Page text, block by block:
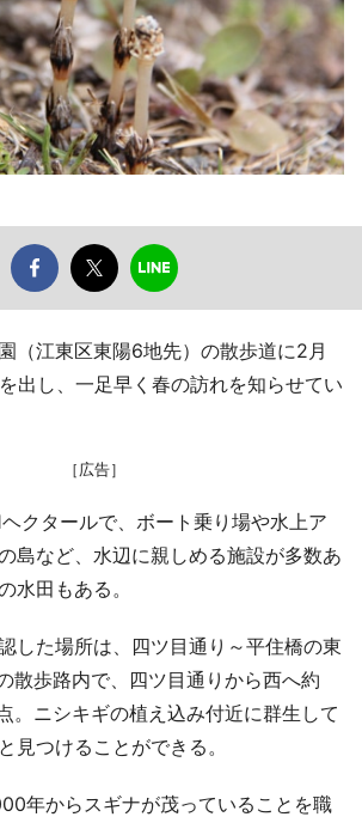
（江東区東陽6地先）の散歩道に2月
出し、一足早く春の訪れを知らせてい
［広告］
クタールで、ボート乗り場や水上ア
島など、水辺に親しめる施設が多数あ
水田もある。
した場所は、四ツ目通り～平住橋の東
散歩路内で、四ツ目通りから西へ約
。ニシキギの植え込み付近に群生して
見つけることができる。
年からスギナが茂っていることを職